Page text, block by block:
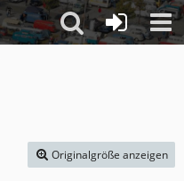
Originalgröße anzeigen